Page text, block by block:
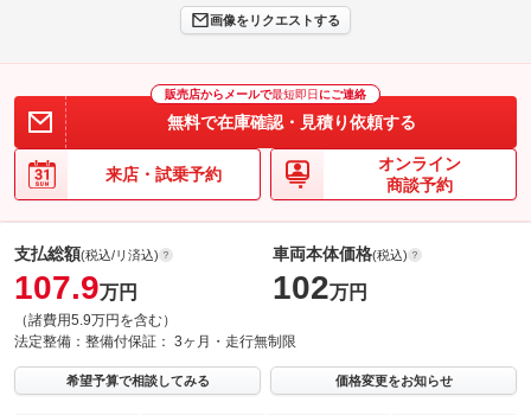
画像をリクエストする
販売店からメールで最短即日 にご連絡
無料で在庫確認・見積り依頼する
来店・試乗予約
オンライン
商談予約
支払総額(税込/リ済込)
107.9万円
（諸費用5.9万円を含む）
車両本体価格(税込)
102万円
法定整備： 整備付保証： 3ヶ月・走行無制限
希望予算で相談してみる 価格変更をお知らせ